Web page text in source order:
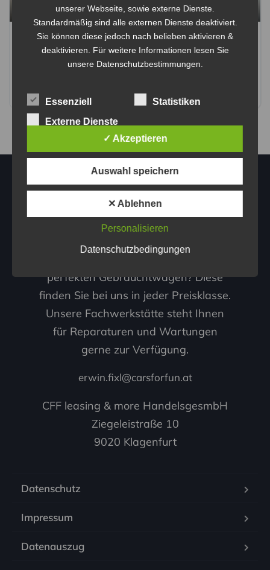
VW Touran Sky 1,6 BMT TDI DPF
€ 8.900
Frontantrieb
0664/1530300
Sie sind auf der Suche nach dem
perfekten Gebrauchtwagen? Diese
finden Sie bei uns in jeder Preisklasse.
Unsere Fachwerkstätte steht Ihnen
für Reparaturen und Wartungen
gerne zur Verfügung.
erwin.fixl@carsforfun.at
CFF leasing & more HandelsgesmbH
Ziegeleistraße 10
9020 Klagenfurt
Datenschutz
Impressum
Datenauszug
unserer Webseite, sowie externe Dienste.
Standardmäßig sind alle externen Dienste deaktiviert.
Sie können diese jedoch nach belieben aktivieren &
deaktivieren. Für weitere Informationen lesen Sie
unsere Datenschutzbestimmungen
Essenziell
Statistiken
Externe Dienste
✓ Akzeptieren
Auswahl speichern
✕ Ablehnen
Personalisieren
Datenschutzbedingungen